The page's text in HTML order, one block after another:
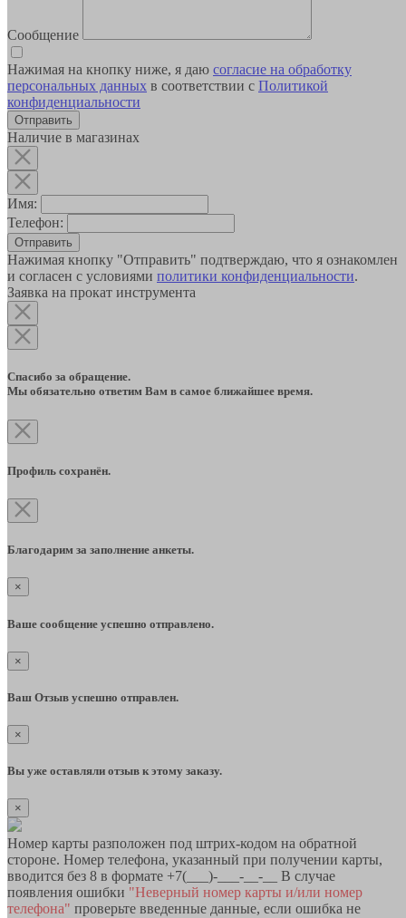
Сообщение
Нажимая на кнопку ниже, я даю согласие на обработку
персональных данных в соответствии с Политикой
конфиденциальности
Наличие в магазинах
Имя:
Телефон:
Отправить
Нажимая кнопку "Отправить" подтверждаю, что я ознакомлен
и согласен с условиями политики конфиденциальности.
Заявка на прокат инструмента
Спасибо за обращение.
Мы обязательно ответим Вам в самое ближайшее время.
Профиль сохранён.
Благодарим за заполнение анкеты.
×
Ваше сообщение успешно отправлено.
×
Ваш Отзыв успешно отправлен.
×
Вы уже оставляли отзыв к этому заказу.
×
Номер карты разположен под штрих-кодом на обратной
стороне. Номер телефона, указанный при получении карты,
вводится без 8 в формате +7(___)-___-__-__ В случае
появления ошибки "Неверный номер карты и/или номер
телефона" проверьте введенные данные, если ошибка не